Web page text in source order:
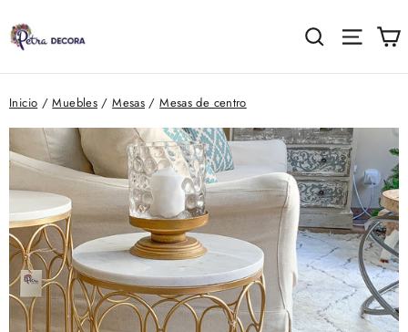
directamente
contenido
Buscar
Inicio / Muebles / Mesas / Mesas de centro